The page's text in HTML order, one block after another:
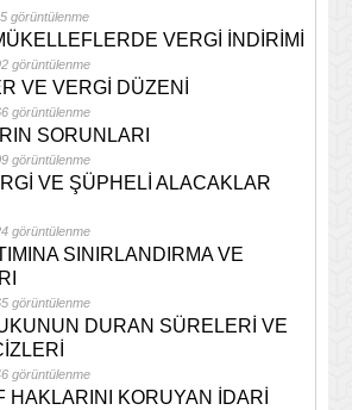
görüntülenme
VERGİ İNDİRİMİ
görüntülenme
VE VERGİ DÜZENİ
görüntülenme
SORUNLARI
görüntülenme
VE ŞÜPHELİ ALACAKLAR
görüntülenme
SINIRLANDIRMA VE
görüntülenme
DURAN SÜRELERİ VE
görüntülenme
HAKLARINI KORUYAN İDARİ